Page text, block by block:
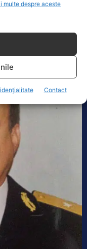
multe despre aceste
Contact
de securitate